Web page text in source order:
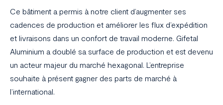
Ce bâtiment a permis à notre client d’augmenter ses
cadences de production et améliorer les flux d’expédition
et livraisons dans un confort de travail moderne. Gifetal
Aluminium a doublé sa surface de production et est devenu
un acteur majeur du marché hexagonal. L’entreprise
souhaite à présent gagner des parts de marché à
l’international.